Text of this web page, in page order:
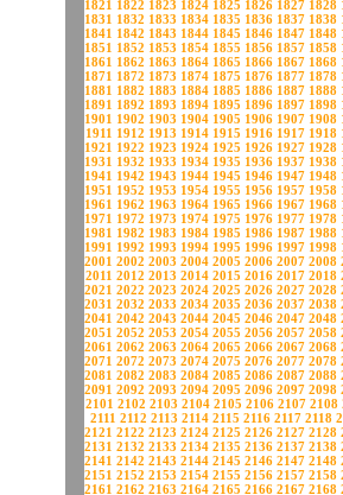
1821 1822 1823 1824 1825 1826 1827 1828
1831 1832 1833 1834 1835 1836 1837 1838
1841 1842 1843 1844 1845 1846 1847 1848
1851 1852 1853 1854 1855 1856 1857 1858
1861 1862 1863 1864 1865 1866 1867 1868
1871 1872 1873 1874 1875 1876 1877 1878
1881 1882 1883 1884 1885 1886 1887 1888
1891 1892 1893 1894 1895 1896 1897 1898
1901 1902 1903 1904 1905 1906 1907 1908
1911 1912 1913 1914 1915 1916 1917 1918
1921 1922 1923 1924 1925 1926 1927 1928
1931 1932 1933 1934 1935 1936 1937 1938
1941 1942 1943 1944 1945 1946 1947 1948
1951 1952 1953 1954 1955 1956 1957 1958
1961 1962 1963 1964 1965 1966 1967 1968
1971 1972 1973 1974 1975 1976 1977 1978
1981 1982 1983 1984 1985 1986 1987 1988
1991 1992 1993 1994 1995 1996 1997 1998
2001 2002 2003 2004 2005 2006 2007 2008
2011 2012 2013 2014 2015 2016 2017 2018
2021 2022 2023 2024 2025 2026 2027 2028
2031 2032 2033 2034 2035 2036 2037 2038
2041 2042 2043 2044 2045 2046 2047 2048
2051 2052 2053 2054 2055 2056 2057 2058
2061 2062 2063 2064 2065 2066 2067 2068
2071 2072 2073 2074 2075 2076 2077 2078
2081 2082 2083 2084 2085 2086 2087 2088
2091 2092 2093 2094 2095 2096 2097 2098
2101 2102 2103 2104 2105 2106 2107 2108
2111 2112 2113 2114 2115 2116 2117 2118
2121 2122 2123 2124 2125 2126 2127 2128
2131 2132 2133 2134 2135 2136 2137 2138
2141 2142 2143 2144 2145 2146 2147 2148
2151 2152 2153 2154 2155 2156 2157 2158
2161 2162 2163 2164 2165 2166 2167 2168